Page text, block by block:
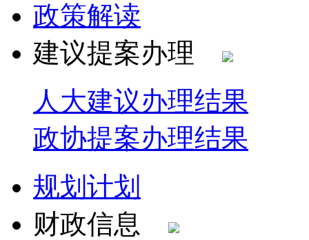
政策解读
建议提案办理
人大建议办理结果
政协提案办理结果
规划计划
财政信息